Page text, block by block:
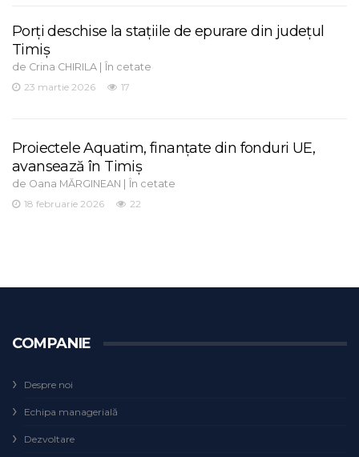
Porți deschise la stațiile de epurare din județul
Timiș
de Crina CHIRILA | În cetate
23 martie 2026
17
Proiectele Aquatim, finanțate din fonduri UE,
avansează în Timiș
de Oana MĂRGINEAN | În cetate
18 februarie 2026
22
COMPANIE
Despre noi
Echipa managerială
Dezvoltare